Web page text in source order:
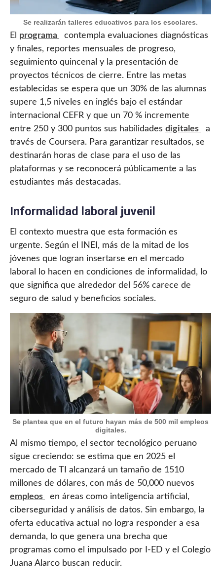
Se realizarán talleres educativos para los escolares.
El programa
contempla evaluaciones diagnósticas
y finales, reportes mensuales de progreso,
seguimiento quincenal y la presentación de
proyectos técnicos de cierre. Entre las metas
establecidas se espera que un 30% de las alumnas
supere 1,5 niveles en inglés bajo el estándar
internacional CEFR y que un 70 % incremente
entre 250 y 300 puntos sus habilidades digitales
a
través de Coursera. Para garantizar resultados, se
destinarán horas de clase para el uso de las
plataformas y se reconocerá públicamente a las
estudiantes más destacadas.
Informalidad laboral juvenil
El contexto muestra que esta formación es
urgente. Según el INEI, más de la mitad de los
jóvenes que logran insertarse en el mercado
laboral lo hacen en condiciones de informalidad, lo
que significa que alrededor del 56% carece de
seguro de salud y beneficios sociales.
Se plantea que en el futuro hayan más de 500 mil empleos
digitales.
Al mismo tiempo, el sector tecnológico peruano
sigue creciendo: se estima que en 2025 el
mercado de TI alcanzará un tamaño de 1510
millones de dólares, con más de 50,000 nuevos
empleos
en áreas como inteligencia artificial,
ciberseguridad y análisis de datos. Sin embargo, la
oferta educativa actual no logra responder a esa
demanda, lo que genera una brecha que
programas como el impulsado por I-ED y el Colegio
Juana Alarco buscan reducir.